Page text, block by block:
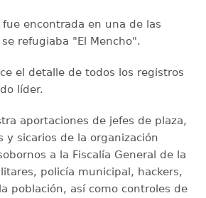
encontrada en una de las
refugiaba "El Mencho".
el detalle de todos los registros
líder.
aportaciones de jefes de plaza,
y sicarios de la organización
a la Fiscalía General de la
policía municipal, hackers,
población, así como controles de